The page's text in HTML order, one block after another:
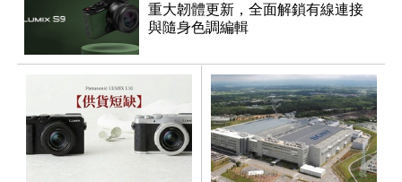
重大韌體更新，全面解鎖有線連接
與隨身色調編輯